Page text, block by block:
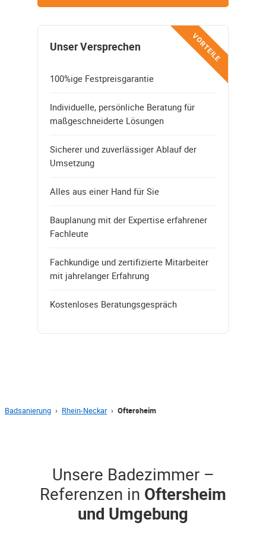
VORTEILE
Unser Versprechen
100%ige Festpreisgarantie
Individuelle, persönliche Beratung für
maßgeschneiderte Lösungen
Sicherer und zuverlässiger Ablauf der
Umsetzung
Alles aus einer Hand für Sie
Bauplanung mit der Expertise erfahrener
Fachleute
Fachkundige und zertifizierte Mitarbeiter
mit jahrelanger Erfahrung
Kostenloses Beratungsgespräch
Badsanierung › Rhein-Neckar › Oftersheim
Unsere Badezimmer –
Referenzen in Oftersheim
und Umgebung